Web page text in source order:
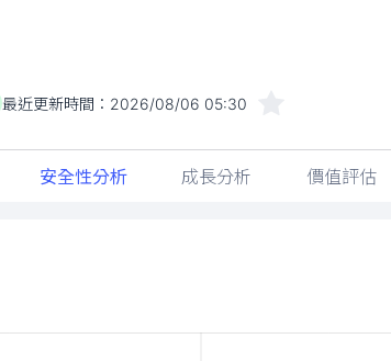
最近更新時間： 2026/08/06 05:30
安全性分析 成長分析 價值評估